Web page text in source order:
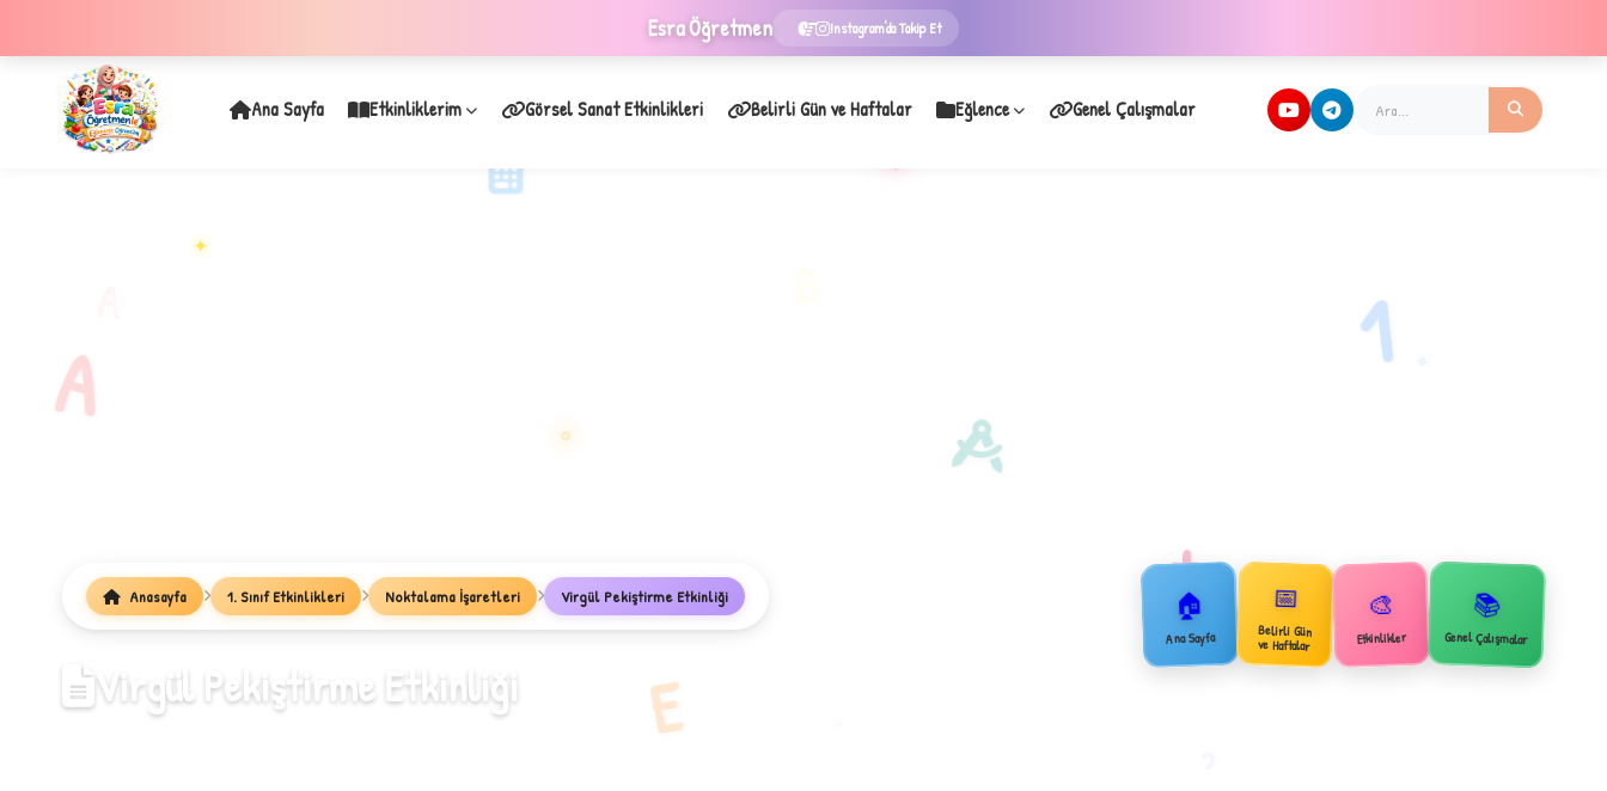
EsraÖğretmen Instagram'da Takip Et
1
✦
★
✧
Ana Sayfa Etkinliklerim Görsel Sanat Etkinlikleri Belirli Gün ve Haftalar Eğlence Genel Çalışmalar
Anasayfa 1. Sınıf Etkinlikleri Noktalama İşaretleri Virgül Pekiştirme Etkinliği
Virgül Pekiştirme Etkinliği
🏠
Ana Sayfa
📅
Belirli Gün
ve Haftalar
🎨
Etkinlikler
📚
Genel Çalışmalar
A
E
1
+